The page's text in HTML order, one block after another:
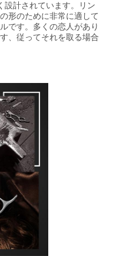
設計されています。リン
形のために非常に適して
です。多くの恋人があり
、従ってそれを取る場合